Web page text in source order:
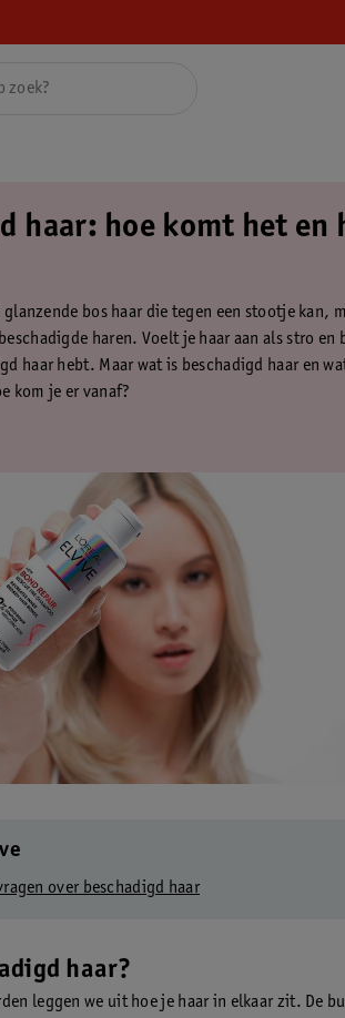
haar: hoe komt het en
bos haar die tegen een stootje kan,
haren. Voelt je haar aan als stro en
haar hebt. Maar wat is beschadigd haar en
kom je er vanaf?
over beschadigd haar
haar?
leggen we uit hoe je haar in elkaar zit. De